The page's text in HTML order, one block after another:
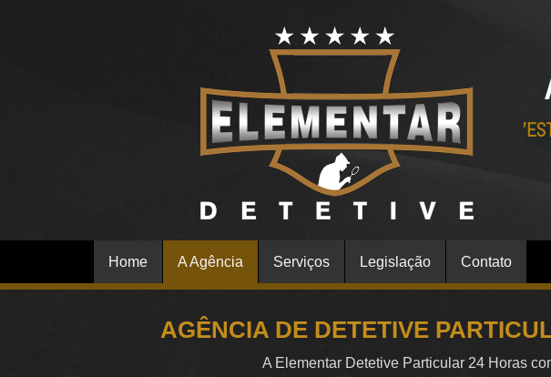
Home A Agência Serviços Legislação Contato
AGÊNCIA DE DETETIVE
A Elementar Detetive Particular 24 Horas